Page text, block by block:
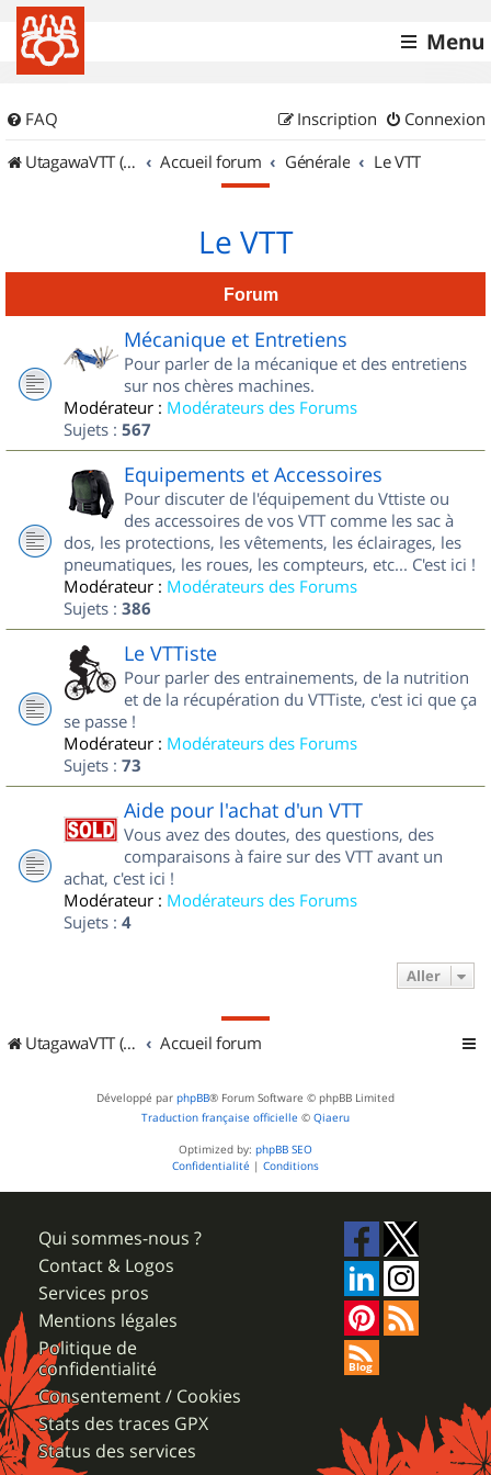
Menu
FAQ Connexion
Inscription
UtagawaVTT (Randos VTT et VTTAE avec traces GPS)
Accueil forum Générale Le VTT
Le VTT
Forum
Mécanique et Entretiens
Pour parler de la mécanique et des entretiens
sur nos chères machines.
Modérateur : Modérateurs des Forums
Sujets : 567
Equipements et Accessoires
Pour discuter de l'équipement du Vttiste ou
des accessoires de vos VTT comme les sac à
dos, les protections, les vêtements, les éclairages, les
pneumatiques, les roues, les compteurs, etc... C'est ici !
Modérateur : Modérateurs des Forums
Sujets : 386
Le VTTiste
Pour parler des entrainements, de la nutrition
et de la récupération du VTTiste, c'est ici que ça
se passe !
Modérateur : Modérateurs des Forums
Sujets : 73
Aide pour l'achat d'un VTT
Vous avez des doutes, des questions, des
comparaisons à faire sur des VTT avant un
achat, c'est ici !
Modérateur : Modérateurs des Forums
Sujets : 4
Aller
UtagawaVTT (Randos VTT et VTTAE avec traces GPS) Accueil forum
Développé par phpBB® Forum Software © phpBB Limited
Traduction française officielle © Qiaeru
Optimized by: phpBB SEO
Confidentialité | Conditions
Qui sommes-nous ?
Contact & Logos
Services pros
Mentions légales
Politique de
confidentialité
Consentement / Cookies
Stats des traces GPX
Status des services